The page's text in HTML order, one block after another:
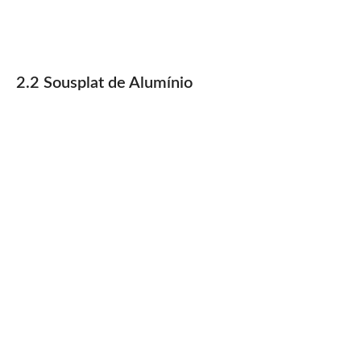
2.2 Sousplat de Alumínio